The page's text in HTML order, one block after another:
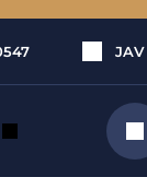
JAV
Ieškoti